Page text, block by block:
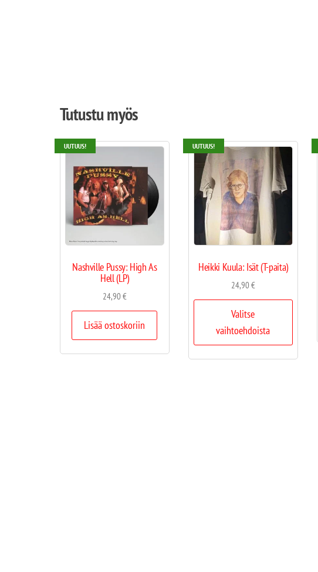
Tutustu myös
UUTUUS!
Nashville Pussy: High As
Hell (LP)
24,90€
Lisää ostoskoriin
UUTUUS!
Heikki Kuula: Isät (T-paita)
24,90€
Valitse
vaihtoehdoista